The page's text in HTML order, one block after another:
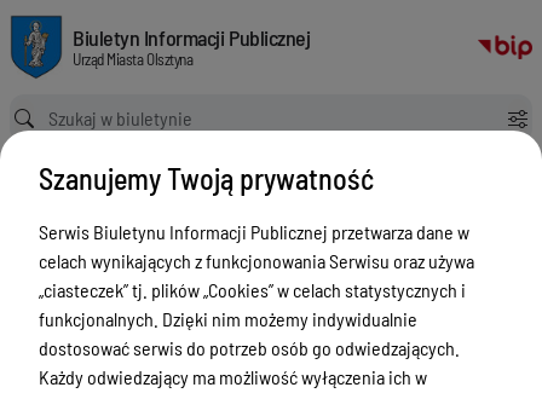
Mapa usług wydziału Geodezja i Gospodarka Nieruchomościami
Biuletyn Informacji Publicznej Urząd Miasta Olsztyna
Biuletyn Informacji Publicznej
Urząd Miasta Olsztyna
Ścieżka powrotu
Strona główna Mapa usług wydziału Geodezja i Gospodarka Nieruchomościami
Mapa usług z zakresu geodezji i
gospodarki nieruchomościami
Menu Przedmiotowe
ZAŁATWIANIE SPRAW
Ogłoszenia
Szanujemy Twoją prywatność
Serwis Biuletynu Informacji Publicznej przetwarza dane w
celach wynikających z funkcjonowania Serwisu oraz używa
„ciasteczek” tj. plików „Cookies” w celach statystycznych i
funkcjonalnych. Dzięki nim możemy indywidualnie
dostosować serwis do potrzeb osób go odwiedzających.
Każdy odwiedzający ma możliwość wyłączenia ich w